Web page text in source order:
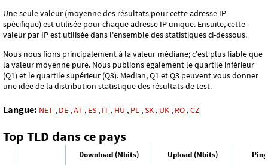
Une seule valeur (moyenne des résultats pour cette adresse IP
spécifique) est utilisée pour chaque adresse IP unique. Ensuite, cette
valeur par IP est utilisée dans l'ensemble des statistiques ci-dessous.
Nous nous fions principalement à la valeur médiane; c'est plus fiable que
la valeur moyenne pure. Nous publions également le quartile inférieur
(Q1) et le quartile supérieur (Q3). Median, Q1 et Q3 peuvent vous donner
une idée de la distribution statistique des résultats de test.
Langue: NET , DE ,AT , ES , IT , HU , PL ,SK , UK , RO ,CZ
Top TLD dans ce pays
Download (Mbits) Upload (Mbits)